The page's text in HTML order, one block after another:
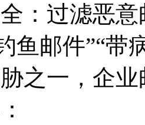
：过滤恶
鱼邮件”“带
之一，企